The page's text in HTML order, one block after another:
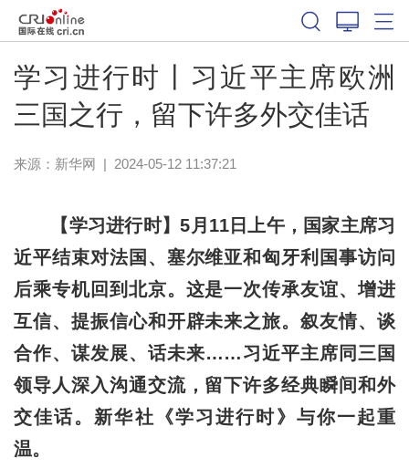
学习进行时丨习近平主席欧洲
三国之行，留下许多外交佳话
来源： 新华网 | 2024-05-12 11:37:21
【学习进行时】5月11日上午，国家主席习
近平结束对法国、塞尔维亚和匈牙利国事访问
后乘专机回到北京。这是一次传承友谊、增进
互信、提振信心和开辟未来之旅。叙友情、谈
合作、谋发展、话未来……习近平主席同三国
领导人深入沟通交流，留下许多经典瞬间和外
交佳话。新华社《学习进行时》与你一起重
温。